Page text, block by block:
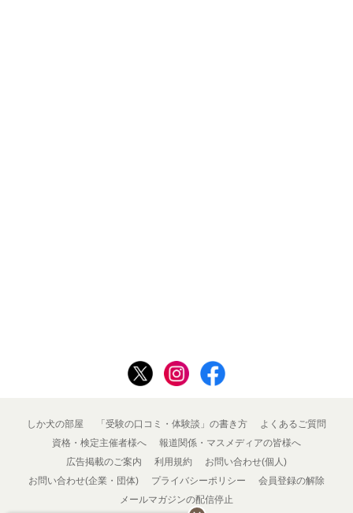
しか犬の部屋 「受験の口コミ・体験談」の書き方
よくあるご質問
資格・検定主催者様へ
報道関係・マスメディアの皆様へ
広告掲載のご案内
利用規約
お問い合わせ(個人)
お問い合わせ(企業・団体)
プライバシーポリシー
会員登録の解除
メールマガジンの配信停止